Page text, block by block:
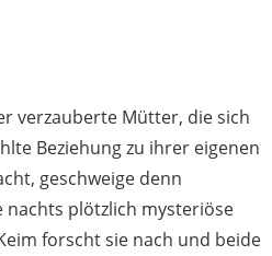
verzauberte Mütter, die sich
Beziehung zu ihrer eigenen
geschweige denn
nachts plötzlich mysteriöse
forscht sie nach und beide